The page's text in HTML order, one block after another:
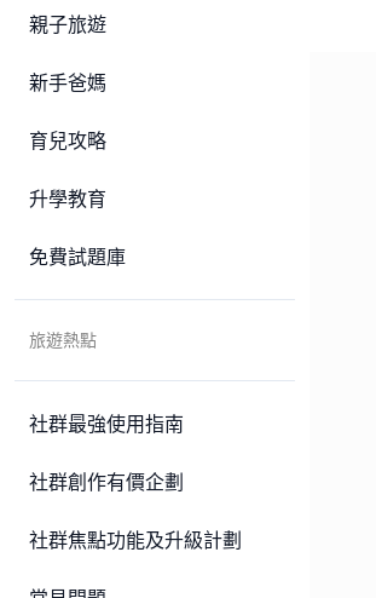
親子旅遊
新手爸媽
育兒攻略
升學教育
免費試題庫
旅遊熱點
社群最強使用指南
社群創作有價企劃
社群焦點功能及升級計劃